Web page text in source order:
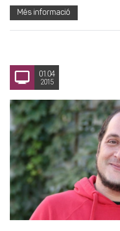
Més informació
01.04
2015